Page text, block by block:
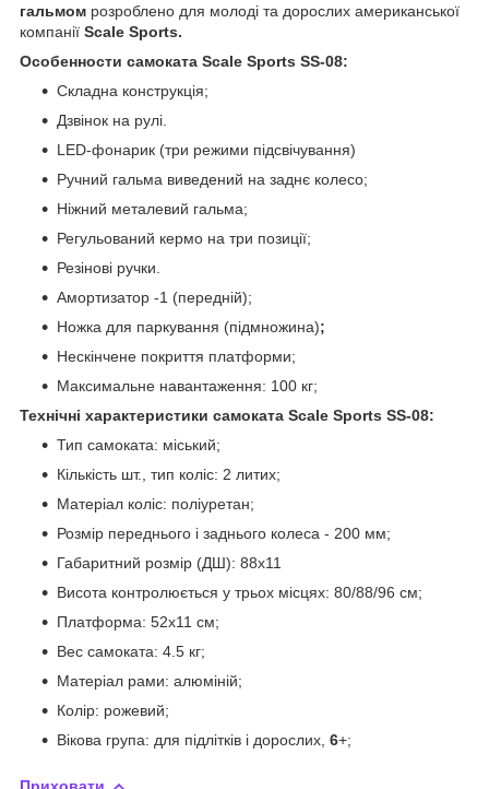
гальмом розроблено для молоді та дорослих американської
компанії Scale Sports.
Особенности самоката Scale Sports SS-08:
Складна конструкція;
Дзвінок на рулі.
LED-фонарик (три режими підсвічування)
Ручний гальма виведений на заднє колесо;
Ніжний металевий гальма;
Регульований кермо на три позиції;
Резінові ручки.
Амортизатор -1 (передній);
Ножка для паркування (підмножина);
Нескінчене покриття платформи;
Максимальне навантаження: 100 кг;
Технічні характеристики самоката Scale Sports SS-08:
Тип самоката: міський;
Кількість шт., тип коліс: 2 литих;
Матеріал коліс: поліуретан;
Розмір переднього і заднього колеса - 200 мм;
Габаритний розмір (ДШ): 88х11
Висота контролюється у трьох місцях: 80/88/96 см;
Платформа: 52x11 см;
Вес самоката: 4.5 кг;
Матеріал рами: алюміній;
Колір: рожевий;
Вікова група: для підлітків і дорослих, 6+;
Приховати